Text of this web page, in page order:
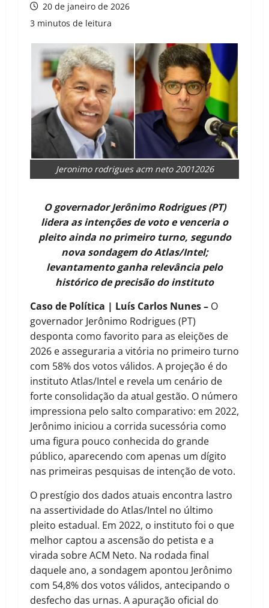
20 de janeiro de 2026
3 minutos de leitura
Jeronimo rodrigues acm neto 20012026
O governador Jerônimo Rodrigues (PT)
lidera as intenções de voto e venceria o
pleito ainda no primeiro turno, segundo
nova sondagem do Atlas/Intel;
levantamento ganha relevância pelo
histórico de precisão do instituto
Caso de Política | Luís Carlos Nunes – O
governador Jerônimo Rodrigues (PT)
desponta como favorito para as eleições de
2026 e asseguraria a vitória no primeiro turno
com 58% dos votos válidos. A projeção é do
instituto Atlas/Intel e revela um cenário de
forte consolidação da atual gestão. O número
impressiona pelo salto comparativo: em 2022,
Jerônimo iniciou a corrida sucessória como
uma figura pouco conhecida do grande
público, aparecendo com apenas um dígito
nas primeiras pesquisas de intenção de voto.
O prestígio dos dados atuais encontra lastro
na assertividade do Atlas/Intel no último
pleito estadual. Em 2022, o instituto foi o que
melhor captou a ascensão do petista e a
virada sobre ACM Neto. Na rodada final
daquele ano, a sondagem apontou Jerônimo
com 54,8% dos votos válidos, antecipando o
desfecho das urnas. A apuração oficial do